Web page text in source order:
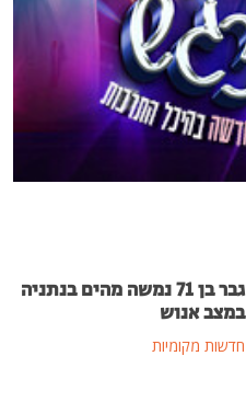
גבר בן 71 נמשה מהים בנתניה
במצב אנוש
חדשות מקומיות